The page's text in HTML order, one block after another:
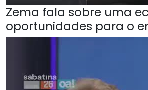
Zema fala sobre uma
oportunidades para o